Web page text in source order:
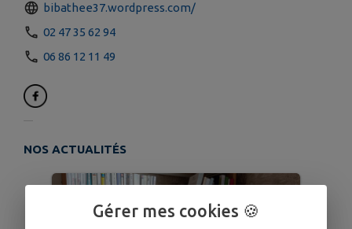
bibathee37.wordpress.com/
02 47 35 62 94
06 86 12 11 49
NOS ACTUALITÉS
Gérer mes cookies 🍪